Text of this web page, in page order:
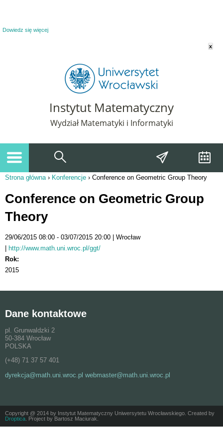
Dowiedz się więcej
x
Instytut Matematyczny
Wydział Matematyki i Informatyki
Strona główna› Konferencje › Conference on Geometric Group Theory
Conference on Geometric Group
Theory
29/06/2015 08:00 03/07/2015 20:00
Wrocław
http://www.math.uni.wroc.pl/ggt/
Rok:
2015
Dane kontaktowe
pl. Grunwaldzki 2
50-384 Wrocław
POLSKA
(+48) 71 37 57 401
dyrekcja@math.uni.wroc.pl webmaster@math.uni.wroc.pl
Copyright @ 2014 by Instytut Matematyczny Uniwersytetu Wrocławskiego. Created by
Droptica . Project by Bartosz Maciurak.